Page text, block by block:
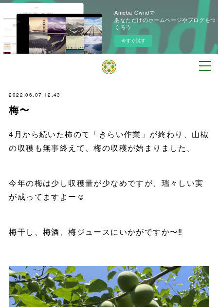
Ameba Owndで
あなただけのホームページやブログをつ
くろう
今すぐ試す
2022.06.07 12:43
梅〜
4月から続いた柿のて「きらい作業」が終わり、山椒
の収穫も無事終えて、梅の収穫が始まりました。
今年の梅は少し収穫量が少なめですが、瑞々しい実
が成ってますよー☺️
梅干し、梅酒、梅ジュースにいかがですか〜‼️